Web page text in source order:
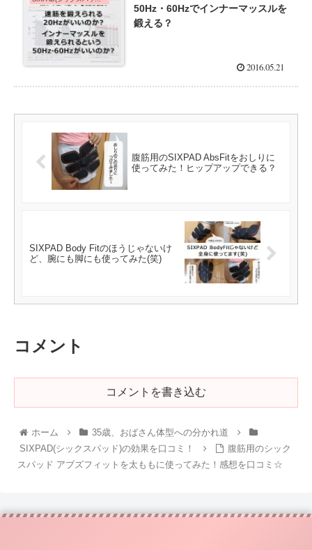
50Hz・60Hzでインナーマッスルを
鍛える？
2016.05.21
腹筋用のSIXPAD AbsFitをおしりに
使ってみた！ヒップアップできる？
SIXPAD Body Fitのほうじゃないけ
ど、腕にも脚にも使ってみた(笑)
コメント
コメントを書き込む
ホーム
35歳、おばさん体型への分かれ道
SIXPAD(シックスパッド)の効果を口コミ！
腹筋用のシック
スパッド アブズフィットを太ももに使ってみた！感想を口コミ☆